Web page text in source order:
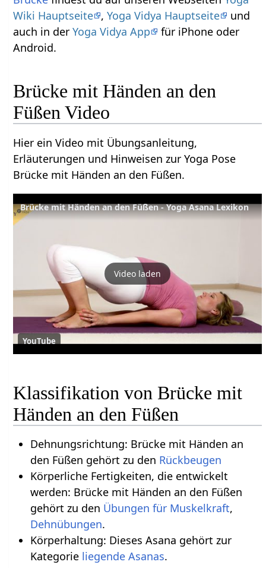
Wiki Hauptseite ,Yoga Vidya Hauptseite
und
auch in derYoga Vidya App
für iPhone oder
Android.
Brücke mit Händen an den
Füßen Video
Hier ein Video mit Übungsanleitung,
Erläuterungen und Hinweisen zur Yoga Pose
Brücke mit Händen an den Füßen.
Brücke mit Händen an den Füßen - Yoga Asana Lexikon
Video laden
YouTube
Klassifikation von Brücke mit
Händen an den Füßen
Dehnungsrichtung: Brücke mit Händen an
den Füßen gehört zu den Rückbeugen
Körperliche Fertigkeiten, die entwickelt
werden: Brücke mit Händen an den Füßen
gehört zu den Übungen für Muskelkraft,
Dehnübungen.
Körperhaltung: Dieses Asana gehört zur
Kategorie liegende Asanas.